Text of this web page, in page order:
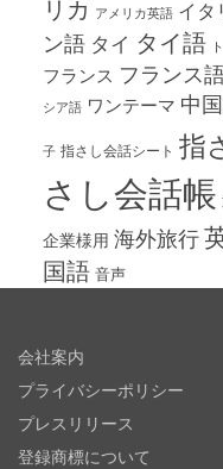
リカ アメリカ英語 イタ
ン語 タイ タイ語
フランス フランス
シア語 ワンテーマ 中
子 指さし会話シート 指
さし会話帳
企業様用 海外旅行
国語 音声
会社案内
プライバシーポリシー
プレスリリース
登録商標について